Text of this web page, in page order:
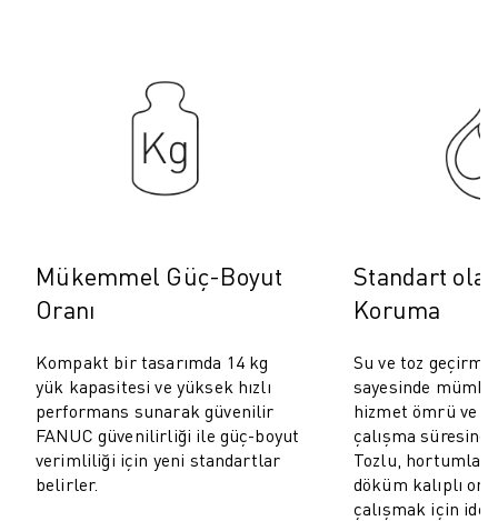
ROBOCUT TEL EROZYON MAKINELERI
ROBOCUT DONANIM
ROBOCUT ÖNLEYICI BAKIM
ROBOCUT SÜRDÜRÜLEBILIRLIK
ÜRETIM VERIMLILIĞINI ARTIRMAK IÇIN AKILLI FABRIKA ÇÖZÜMLERI
ÜRÜN KAYDI » FANUC PORTAL
ÇÖZÜMLER
ENDÜSTRILER
TÜM SEKTÖRLER
HAVACILIK
OTOMOTIV
Mükemmel Güç-Boyut
Oranı
Kompakt bir tasarımda 14 kg
yük kapasitesi ve yüksek hızlı
performans sunarak güvenilir
FANUC güvenilirliği ile güç-boyut
verimliliği için yeni standartlar
belirler.
Standart
Koruma
Su ve toz
sayesinde
hizmet ömrü ve
çalışma
Tozlu,
döküm kalıplı
çalışmak için